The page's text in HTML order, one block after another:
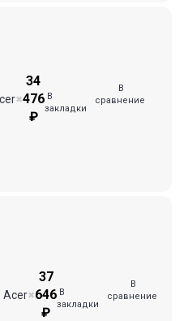
✖
34
476
₽
В
закладки
В
сравнение
Acer✖
37
646
₽
В
закладки
В
сравнение